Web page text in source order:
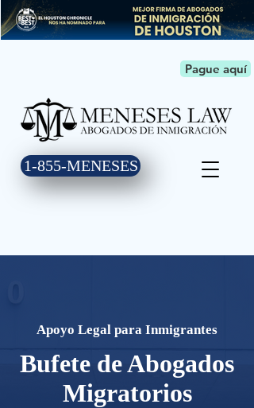
Pague aquí
1-855-MENESES
Apoyo Legal para Inmigrantes
Bufete de Abogados
Migratorios